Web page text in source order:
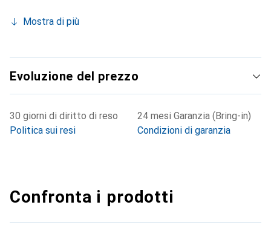
Mostra di più
Evoluzione del prezzo
30 giorni di diritto di reso
Politica sui resi
24 mesi Garanzia (Bring-in)
Condizioni di garanzia
Confronta i prodotti